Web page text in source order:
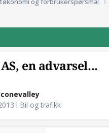
en advarsel...
i Bil og trafikk